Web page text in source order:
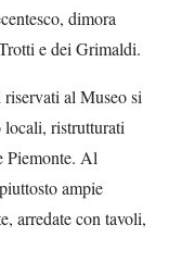
dimora
e dei Grimaldi.
al Museo si
locali, ristrutturati
Piemonte. Al
ampie
arredate con tavoli,